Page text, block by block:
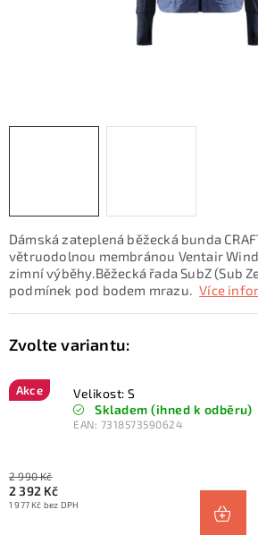
CYKLO Servis
Dámská zateplená běžecká bunda
větruodolnou membránou Ventair
zimní výběhy.Běžecká řada SubZ (Sub
podmínek pod bodem mrazu. Více
Akce
Velikost: S
Skladem (ihned k odběru)
EAN: 7318573590624
2 990 Kč
2 392 Kč
1 977 Kč bez DPH